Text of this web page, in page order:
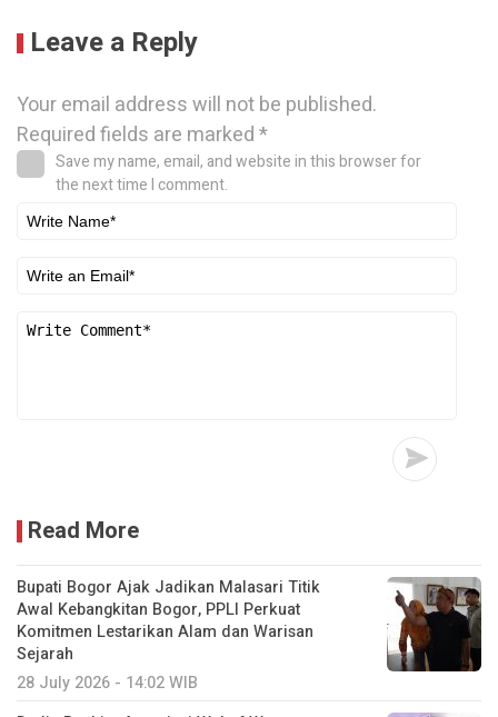
Leave a Reply
Your email address will not be published.
Required fields are marked*
Save my name, email, and website in this browser for
the next time I comment.
Read More
Bupati Bogor Ajak Jadikan Malasari Titik
Awal Kebangkitan Bogor, PPLI Perkuat
Komitmen Lestarikan Alam dan Warisan
Sejarah
28 July 2026 - 14:02 WIB